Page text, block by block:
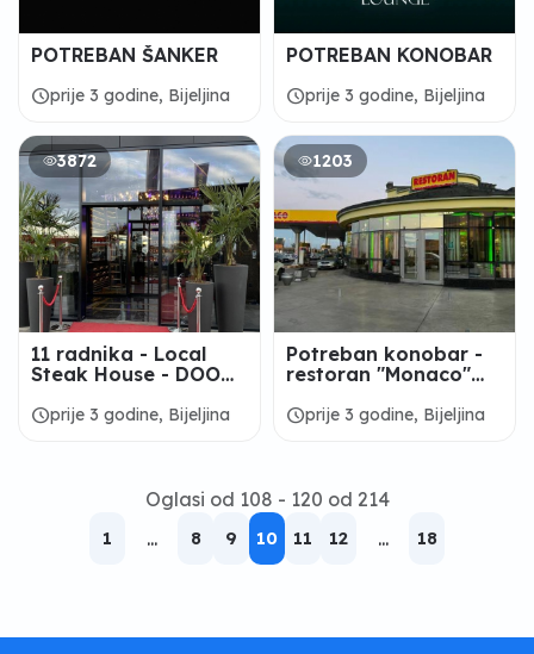
POTREBAN ŠANKER
scheduleprije 3 godine, Bijeljina
POTREBAN KONOBAR
scheduleprije 3 godine, Bijeljina
3872
11 radnika - Local
Steak House - DOO
Bijeljina
scheduleprije 3 godine, Bijeljina
1203
Potreban konobar -
restoran "Monaco"
scheduleprije 3 godine, Bijeljina
Oglasi od 108 - 120 od 214
1 ... 8 9 10 11 12 ... 18